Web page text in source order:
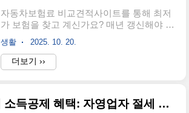
이 글을 통해 신용카드 소득공제의 기본 원
리부터 실전 활용법까지 완벽하게 이해하실
수 있을 거예요. 13월의 월급이라 불리는 연
받아보세요.신용카드 소득공제 기본 조건과
들어 연봉..
자동차보험료 비교견적사이트를 통해 최저
가 보험을 찾고 계신가요? 매년 갱신해야 하
는 자동차보험료, 조금이라도 절약하고 싶
은 마음은 모든 운전자의 공통된 고민입니
다. 하지만 수많은 보험사와 복잡한 담보 조
건 때문에 어디서부터 비교해야 할지 막막
적사이트 활용법에 대해 자세히 알아보겠습
생활 2025. 10. 20.
더보기 ››
노란우산공제 소득공제 혜택: 자영업자 절세 방법, 노란우산공제 가입 조건